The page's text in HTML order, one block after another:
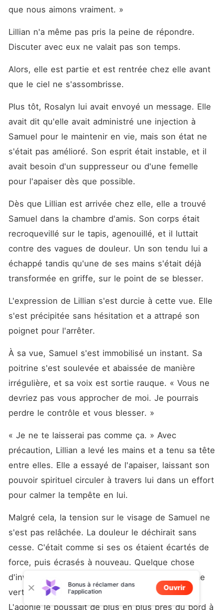
que nous aimons vraiment. »
Lillian n'a même pas pris la peine de répondre.
Discuter avec eux ne valait pas son temps.
Alors, elle est partie et est rentrée chez elle avant
que le ciel ne s'assombrisse.
Plus tôt, Rosalyn lui avait envoyé un message. Elle
avait dit qu'elle avait administré une injection à
Samuel pour le maintenir en vie, mais son état ne
s'était pas amélioré. Son esprit était instable, et il
avait besoin d'un suppresseur ou d'une femelle
pour l'apaiser dès que possible.
Dès que Lillian est arrivée chez elle, elle a trouvé
Samuel dans la chambre d'amis. Son corps était
recroquevillé sur le tapis, agenouillé, et il luttait
contre des vagues de douleur. Un son tendu lui a
échappé tandis qu'une de ses mains s'était déjà
transformée en griffe, sur le point de se blesser.
L'expression de Lillian s'est durcie à cette vue. Elle
s'est précipitée sans hésitation et a attrapé son
poignet pour l'arrêter.
À sa vue, Samuel s'est immobilisé un instant. Sa
poitrine s'est soulevée et abaissée de manière
irrégulière, et sa voix est sortie rauque. « Vous ne
devriez pas vous approcher de moi. Je pourrais
perdre le contrôle et vous blesser. »
« Je ne te laisserai pas comme ça. » Avec
précaution, Lillian a levé les mains et a tenu sa tête
entre elles. Elle a essayé de l'apaiser, laissant son
pouvoir spirituel circuler à travers lui dans un effort
pour calmer la tempête en lui.
Malgré cela, la tension sur le visage de Samuel ne
s'est pas relâchée. La douleur le déchirait sans
cesse. C'était comme si ses os étaient écartés de
force, puis écrasés à nouveau. Quelque chose
d'invisible semblait presser le long de sa colonne
vertébrale, la brisant morceau par morceau.
L'agonie le poussait de plus en plus près du bord à
Bonus à réclamer dans
l'application
Ouvrir